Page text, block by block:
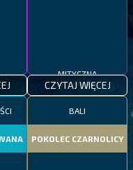
MITYCZNA
CZYTAJ WIĘCEJ
BALI
POKOLEC CZARNOLICY